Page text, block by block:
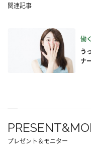
関連記事
働く
う
ナ
プレゼント＆モニター